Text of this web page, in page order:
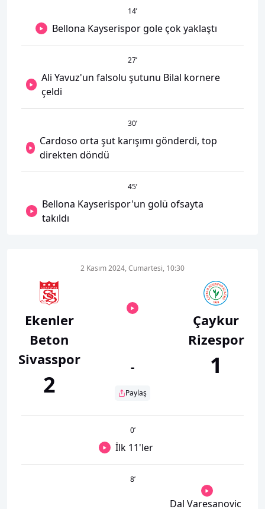
14’
Bellona Kayserispor gole çok yaklaştı
27’
Ali Yavuz'un falsolu şutunu Bilal kornere
çeldi
30’
Cardoso orta şut karışımı gönderdi, top
direkten döndü
45’
Bellona Kayserispor'un golü ofsayta
takıldı
Ekenler
Beton
Sivasspor
2
2 Kasım 2024, Cumartesi, 10:30
-
Paylaş
Çaykur
Rizespor
1
0’
İlk 11'ler
8’
Dal Varesanovic